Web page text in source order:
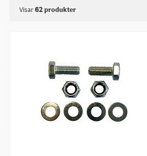
Visar62produkter